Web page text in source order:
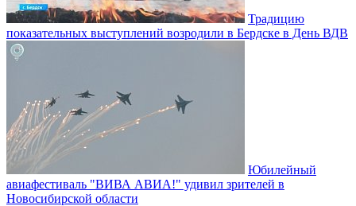
Традицию
показательных выступлений возродили в Бердске в День ВДВ
Юбилейный
авиафестиваль "ВИВА АВИА!" удивил зрителей в
Новосибирской области